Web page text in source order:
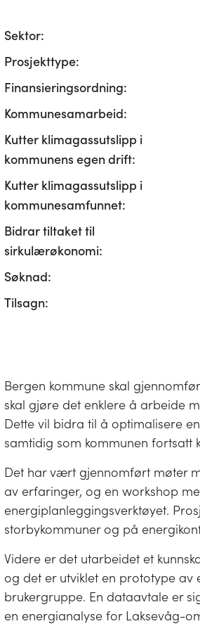
Sektor:
Prosjekttype:
Finansieringsordning:
Kommunesamarbeid:
Kutter klimagassutslipp i
kommunens egen drift:
Kutter klimagassutslipp i
kommunesamfunnet:
Bidrar tiltaket til
sirkulærøkonomi:
Søknad:
Tilsagn:
Bergen kommune skal
skal gjøre det enklere å arbeide
Dette vil bidra til å optimalisere
samtidig som kommunen fortsatt
Det har vært gjennomført møter
av erfaringer, og en workshop
energiplanleggingsverktøyet.
storbykommuner og på
Videre er det utarbeidet et
og det er utviklet en prototype av
brukergruppe. En dataavtale er
en energianalyse for Laksevåg-